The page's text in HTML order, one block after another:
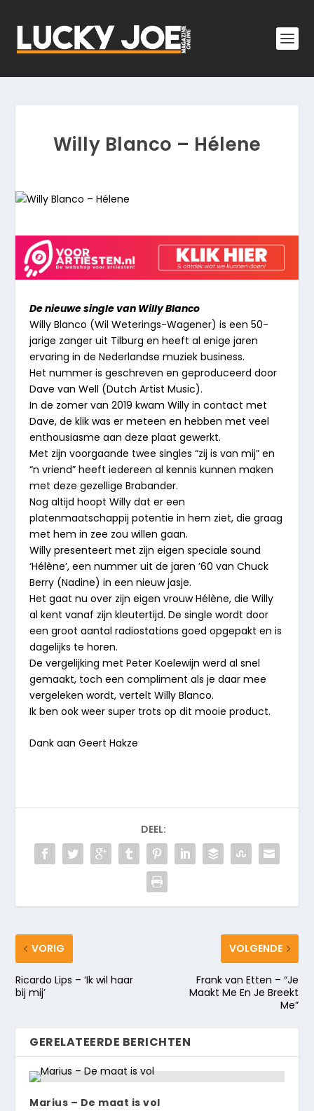
Willy Blanco – Hélene
De nieuwe single van Willy Blanco
Willy Blanco (Wil Weterings-Wagener) is een 50-
jarige zanger uit Tilburg en heeft al enige jaren
ervaring in de Nederlandse muziek business.
Het nummer is geschreven en geproduceerd door
Dave van Well (Dutch Artist Music).
In de zomer van 2019 kwam Willy in contact met
Dave, de klik was er meteen en hebben met veel
enthousiasme aan deze plaat gewerkt.
Met zijn voorgaande twee singles “zij is van mij” en
“n vriend” heeft iedereen al kennis kunnen maken
met deze gezellige Brabander.
Nog altijd hoopt Willy dat er een
platenmaatschappij potentie in hem ziet, die graag
met hem in zee zou willen gaan.
Willy presenteert met zijn eigen speciale sound
‘Hélène’, een nummer uit de jaren ’60 van Chuck
Berry (Nadine) in een nieuw jasje.
Het gaat nu over zijn eigen vrouw Hélène, die Willy
al kent vanaf zijn kleutertijd. De single wordt door
een groot aantal radiostations goed opgepakt en is
dagelijks te horen.
De vergelijking met Peter Koelewijn werd al snel
gemaakt, toch een compliment als je daar mee
vergeleken wordt, vertelt Willy Blanco.
Ik ben ook weer super trots op dit mooie product.
Dank aan Geert Hakze
DEEL:
VORIG
Ricardo Lips – ‘Ik wil haar
bij mij’
VOLGENDE
Frank van Etten – “Je
Maakt Me En Je Breekt
Me”
GERELATEERDE BERICHTEN
Marius – De maat is vol